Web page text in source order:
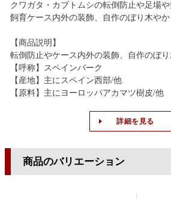
クワガタ・カブトムシの転倒防止や足場
飼育ケース内外の装飾、自作のぼり木や
【商品説明】
転倒防止やケース内外の装飾、自作のぼ
【呼称】スペインバーク
【産地】主にスペイン西部/他
【原料】主にヨーロッパアカマツ樹皮/他
詳細を見る
商品のバリエーション